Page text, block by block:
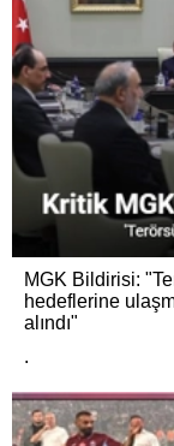
MGK Bildirisi:
hedeflerine
alındı"
.